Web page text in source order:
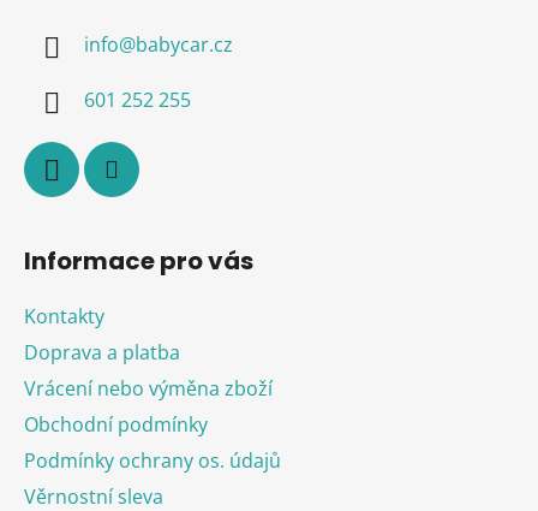
info@babycar.cz
601 252 255
Informace pro vás
Kontakty
Doprava a platba
Vrácení nebo výměna zboží
Obchodní podmínky
Podmínky ochrany os. údajů
Věrnostní sleva